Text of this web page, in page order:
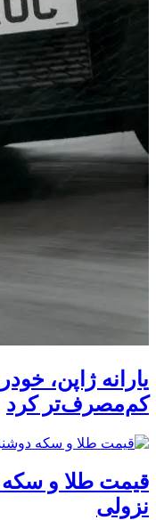
یارانه ژاپن،
کم‌مصرف‌تر کرد
نزولی